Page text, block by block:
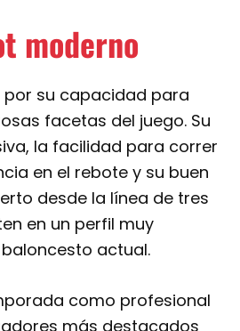
moderno
su capacidad para
facetas del juego. Su
la facilidad para correr
en el rebote y su buen
desde la línea de tres
en un perfil muy
actual.
como profesional
más destacados